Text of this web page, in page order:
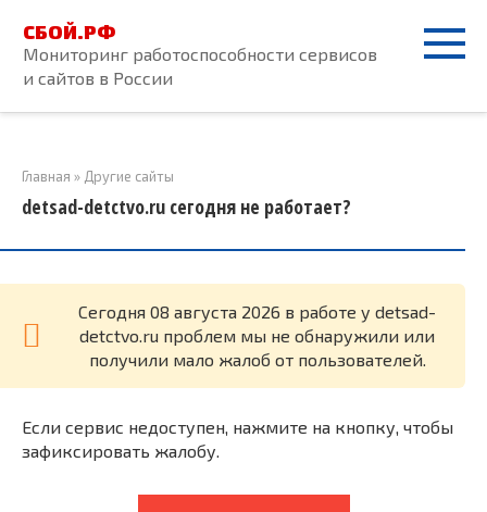
контенту
СБОЙ.РФ
Мониторинг работоспособности сервисов
и сайтов в России
Главная » Другие сайты
detsad-detctvo.ru сегодня не работает?
Cегодня 08 августа 2026 в работе у detsad-
detctvo.ru проблем мы не обнаружили или
получили мало жалоб от пользователей.
Если сервис недоступен, нажмите на кнопку, чтобы
зафиксировать жалобу.